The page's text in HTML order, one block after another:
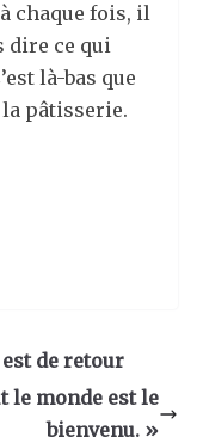
chaque fois, il
dire ce qui
là-bas que
la pâtisserie.
de retour
le monde est le
bienvenu. »